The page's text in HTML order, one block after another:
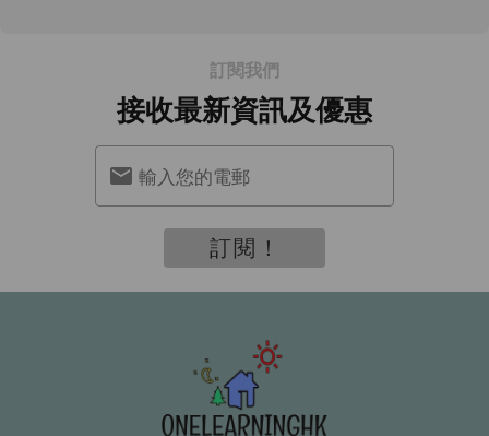
訂閱我們
接收最新資訊及優惠
輸入您的電郵
訂閱！